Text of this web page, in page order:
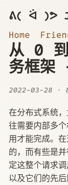
ᕕ( ᐛ )ᕗ
Home
从 0
务框架
2022-03-28 ·
在分布式系统
往需要内部多
用才能完成。
的，而有些是
定这整个请求
以及它们的先